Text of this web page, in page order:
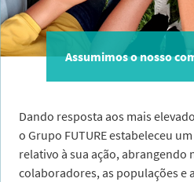
Assumimos o nosso
Dando resposta aos mais
o Grupo FUTURE estabeleceu
relativo à sua ação, abrangendo
colaboradores, as populações e